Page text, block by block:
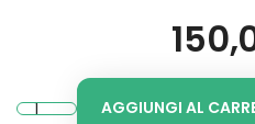
AGGIUNGI AL